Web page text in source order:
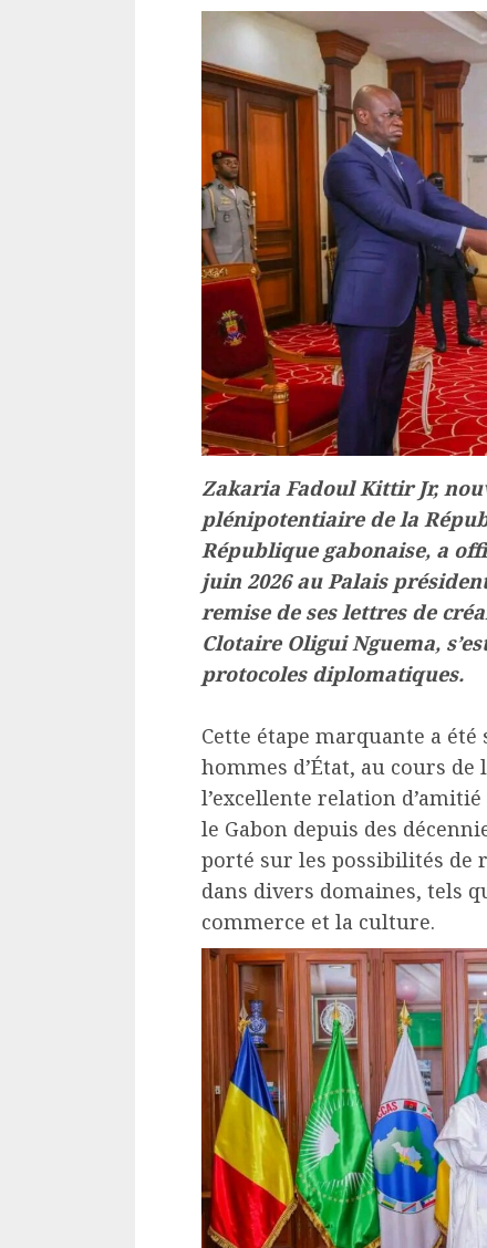
Zakaria Fadoul Kittir Jr,
plénipotentiaire de la
République gabonaise, a
juin 2026 au Palais
remise de ses lettres de
Clotaire Oligui Nguema,
protocoles diplomatiques.
Cette étape marquante a
hommes d’État, au cours
l’excellente relation
le Gabon depuis des
porté sur les possibilités de
dans divers domaines, tels
commerce et la culture.